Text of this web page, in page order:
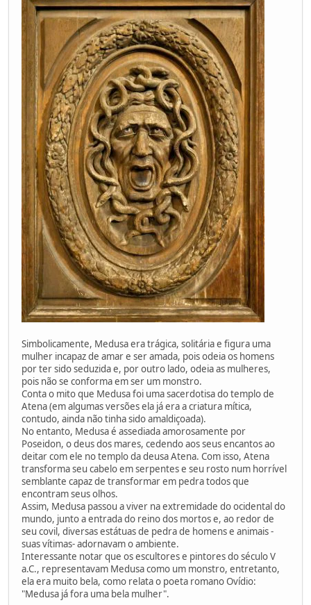
Simbolicamente, Medusa era trágica, solitária e figura uma
mulher incapaz de amar e ser amada, pois odeia os homens
por ter sido seduzida e, por outro lado, odeia as mulheres,
pois não se conforma em ser um monstro.
Conta o mito que Medusa foi uma sacerdotisa do templo de
Atena (em algumas versões ela já era a criatura mítica,
contudo, ainda não tinha sido amaldiçoada).
No entanto, Medusa é assediada amorosamente por
Poseidon, o deus dos mares, cedendo aos seus encantos ao
deitar com ele no templo da deusa Atena. Com isso, Atena
transforma seu cabelo em serpentes e seu rosto num horrível
semblante capaz de transformar em pedra todos que
encontram seus olhos.
Assim, Medusa passou a viver na extremidade do ocidental do
mundo, junto a entrada do reino dos mortos e, ao redor de
seu covil, diversas estátuas de pedra de homens e animais -
suas vítimas- adornavam o ambiente.
Interessante notar que os escultores e pintores do século V
a.C., representavam Medusa como um monstro, entretanto,
ela era muito bela, como relata o poeta romano Ovídio:
"Medusa já fora uma bela mulher".